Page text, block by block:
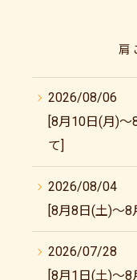
肩
2026/08/06
[8月10日(月)
て]
2026/08/04
[8月8日(土)～
2026/07/28
[8月1日(土)～